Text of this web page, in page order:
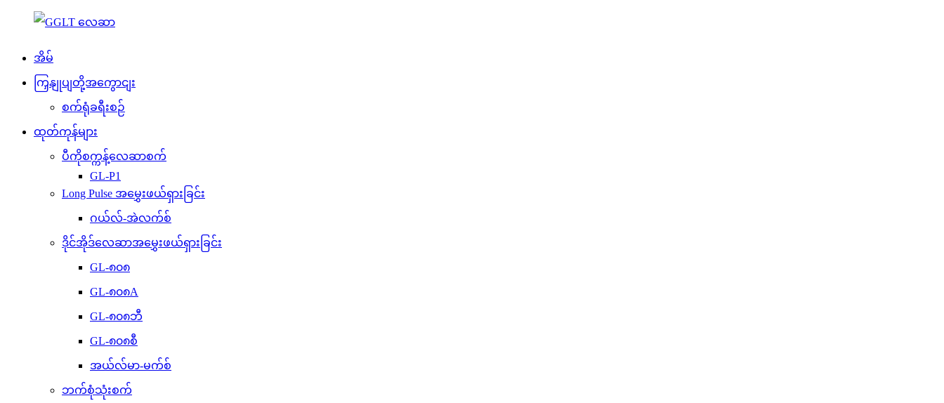
အိမ်
ကြှနျုပျတို့အကွောငျး
စက်ရုံခရီးစဉ်
ထုတ်ကုန်များ
ပီကိုစက္ကန့်လေဆာစက်
GL-P1
Long Pulse အမွှေးဖယ်ရှားခြင်း
ဂယ်လ်-အဲလက်စ်
ဒိုင်အိုဒ်လေဆာအမွှေးဖယ်ရှားခြင်း
GL-၈၀၈
GL-၈၀၈A
GL-၈၀၈ဘီ
GL-၈၀၈စီ
အယ်လ်မာ-မက်စ်
ဘက်စုံသုံးစက်